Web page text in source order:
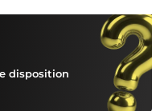
disposition